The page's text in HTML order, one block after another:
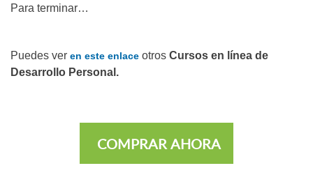
Para terminar…
Puedes ver en este enlace otros Cursos en línea de
Desarrollo Personal.
COMPRAR AHORA